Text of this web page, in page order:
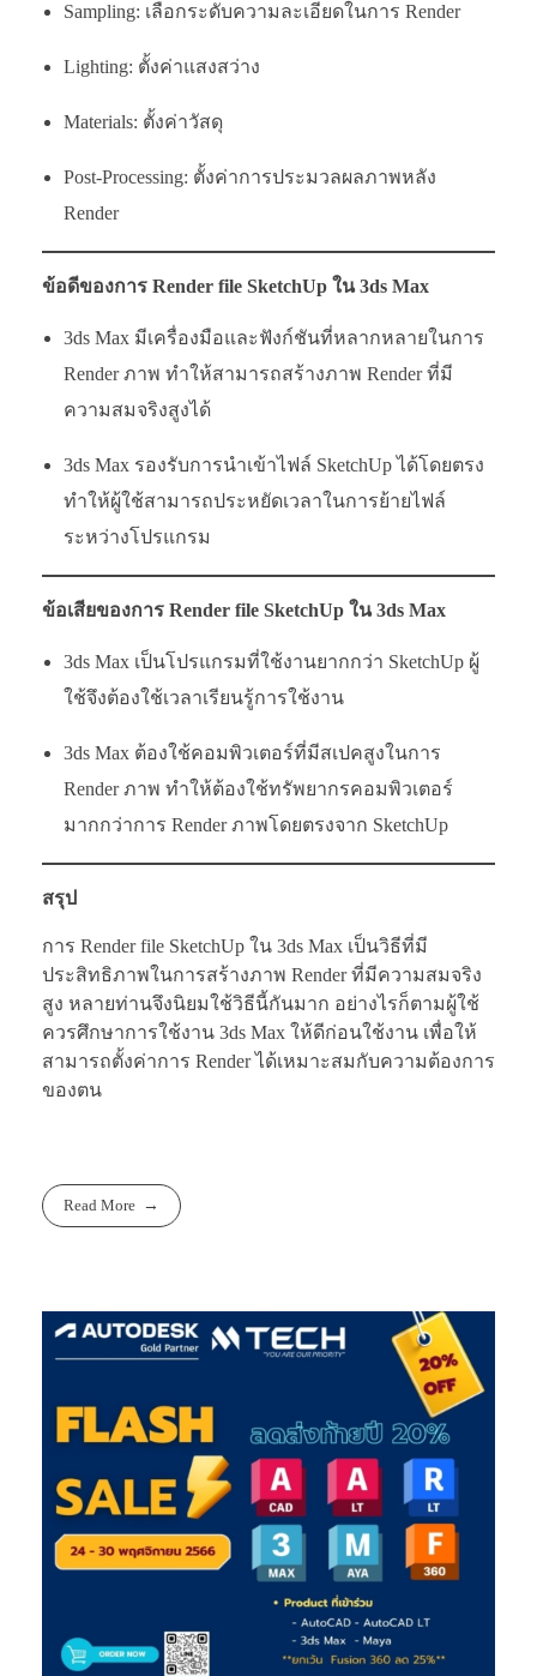
Sampling: เลือกระดับความละเอียดในการ Render
Lighting: ตั้งค่าแสงสว่าง
Materials: ตั้งค่าวัสดุ
Post-Processing: ตั้งค่าการประมวลผลภาพหลัง
Render
ข้อดีของการ Render file SketchUp ใน 3ds Max
3ds Max มีเครื่องมือและฟังก์ชันที่หลากหลายในการ
Render ภาพ ทำให้สามารถสร้างภาพ Render ที่มี
ความสมจริงสูงได้
3ds Max รองรับการนำเข้าไฟล์ SketchUp ได้โดยตรง
ทำให้ผู้ใช้สามารถประหยัดเวลาในการย้ายไฟล์
ระหว่างโปรแกรม
ข้อเสียของการ Render file SketchUp ใน 3ds Max
3ds Max เป็นโปรแกรมที่ใช้งานยากกว่า SketchUp ผู้
ใช้จึงต้องใช้เวลาเรียนรู้การใช้งาน
3ds Max ต้องใช้คอมพิวเตอร์ที่มีสเปคสูงในการ
Render ภาพ ทำให้ต้องใช้ทรัพยากรคอมพิวเตอร์
มากกว่าการ Render ภาพโดยตรงจาก SketchUp
สรุป
การ Render file SketchUp ใน 3ds Max เป็นวิธีที่มี
ประสิทธิภาพในการสร้างภาพ Render ที่มีความสมจริง
สูง หลายท่านจึงนิยมใช้วิธีนี้กันมาก อย่างไรก็ตามผู้ใช้
ควรศึกษาการใช้งาน 3ds Max ให้ดีก่อนใช้งาน เพื่อให้
สามารถตั้งค่าการ Render ได้เหมาะสมกับความต้องการ
ของตน
Read More